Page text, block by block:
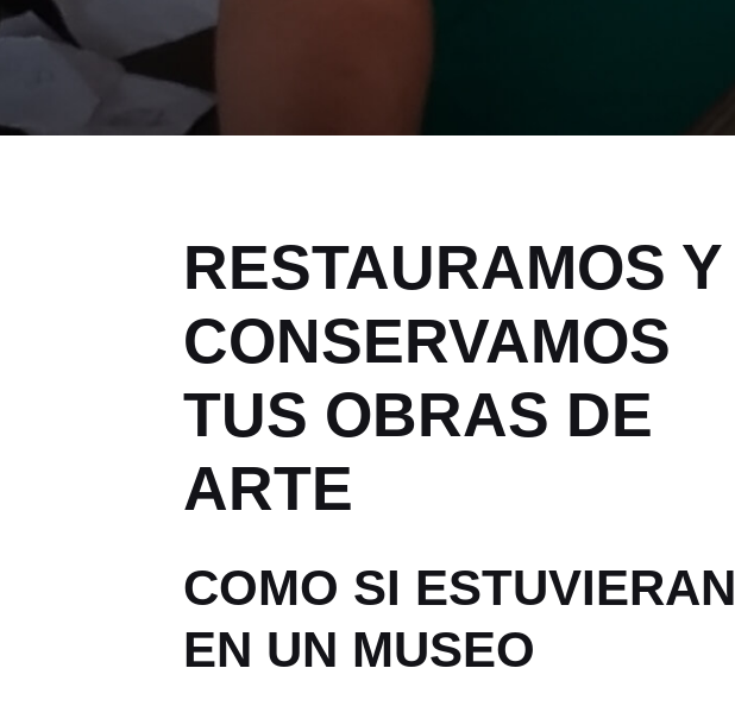
RESTAURAMOS Y
CONSERVAMOS
TUS OBRAS DE
ARTE
COMO SI ESTUVIERAN
EN UN MUSEO